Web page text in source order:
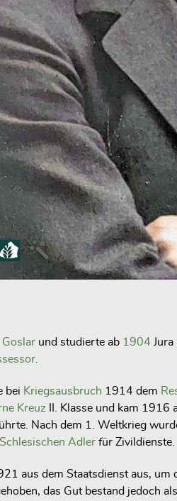
und studierte ab 1904 Jura
bei Kriegsausbruch 1914 dem
Kreuz II. Klasse und kam 1916
Nach dem 1. Weltkrieg
Schlesischen Adler für Zivildienste.
aus dem Staatsdienst aus, um
das Gut bestand